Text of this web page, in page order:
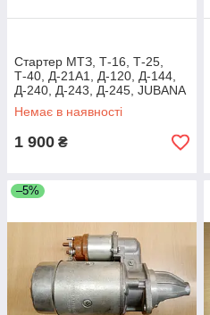
Стартер МТЗ, Т-16, Т-25,
Т-40, Д-21А1, Д-120, Д-144,
Д-240, Д-243, Д-245, JUBANA
12 В 2,7 КВТ (123708001)
Немає в наявності
1 900 ₴
–5%